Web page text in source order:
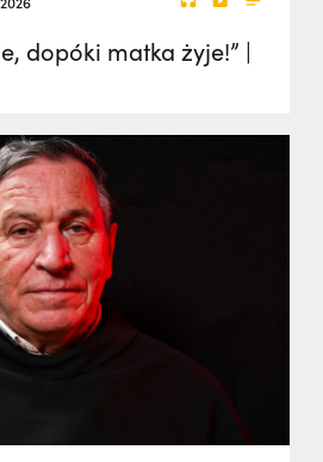
dopóki matka żyje!” |